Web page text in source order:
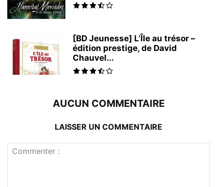
[BD Jeunesse] L’Île au trésor –
édition prestige, de David
Chauvel...
AUCUN COMMENTAIRE
LAISSER UN COMMENTAIRE